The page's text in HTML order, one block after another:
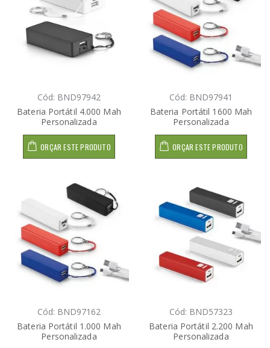
Cód: BND97942
Bateria Portátil 4.000 Mah
Personalizada
ORÇAR ESTE PRODUTO
Cód: BND97941
Bateria Portátil 1600 Mah
Personalizada
ORÇAR ESTE PRODUTO
Cód: BND97162
Bateria Portátil 1.000 Mah
Personalizada
Cód: BND57323
Bateria Portátil 2.200 Mah
Personalizada